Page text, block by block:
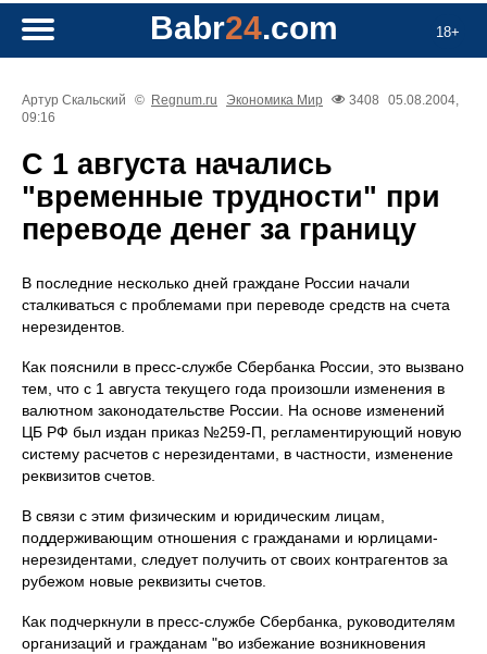
18+
Babr24.com
Артур Скальский © Regnum.ru Экономика Мир 3408
05.08.2004,
09:16
С 1 августа начались
"временные трудности" при
переводе денег за границу
В последние несколько дней граждане России начали
сталкиваться с проблемами при переводе средств на счета
нерезидентов.
Как пояснили в пресс-службе Сбербанка России, это вызвано
тем, что с 1 августа текущего года произошли изменения в
валютном законодательстве России. На основе изменений
ЦБ РФ был издан приказ №259-П, регламентирующий новую
систему расчетов с нерезидентами, в частности, изменение
реквизитов счетов.
В связи с этим физическим и юридическим лицам,
поддерживающим отношения с гражданами и юрлицами-
нерезидентами, следует получить от своих контрагентов за
рубежом новые реквизиты счетов.
Как подчеркнули в пресс-службе Сбербанка, руководителям
организаций и гражданам "во избежание возникновения